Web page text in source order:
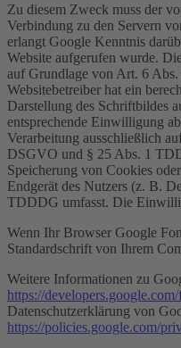
Zu diesem Zweck muss der
Verbindung zu den Servern
erlangt Google Kenntnis
Website aufgerufen wurde.
auf Grundlage von Art. 6
Websitebetreiber hat ein
Darstellung des Schriftbildes
entsprechende Einwilligung
Verarbeitung ausschließlich
DSGVO und § 25 Abs. 1
Speicherung von Cookies
Endgerät des Nutzers (z. B.
TDDDG umfasst. Die
Wenn Ihr Browser Google
Standardschrift von Ihrem
Weitere Informationen zu
https://
Datenschutzerklärung von
https://policies.google.com/